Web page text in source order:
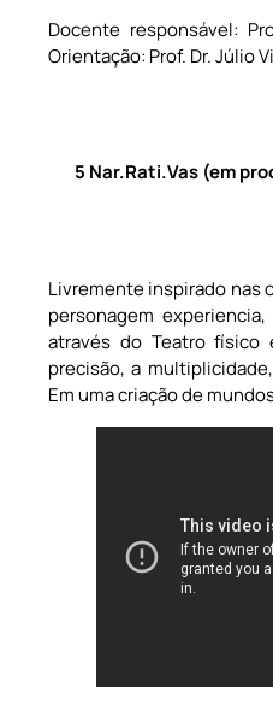
Docente responsável:
Orientação: Prof. Dr. Júlio
5 Nar.Rati.Vas (em
Livremente inspirado nas
personagem
através do Teatro físico
precisão, a
Em uma criação de